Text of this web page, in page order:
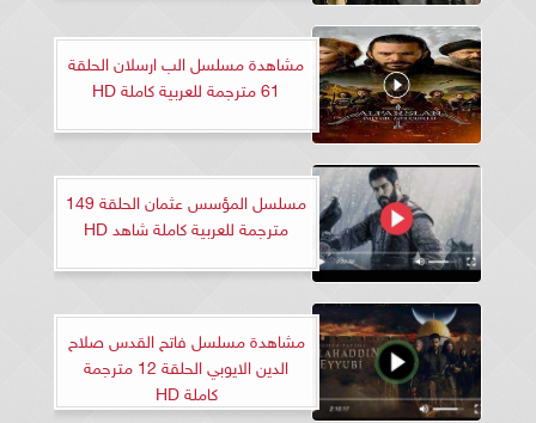
مشاهدة مسلسل الب ارسلان الحلقة
61 مترجمة للعربية كاملة HD
مسلسل المؤسس عثمان الحلقة 149
مترجمة للعربية كاملة شاهد HD
مشاهدة مسلسل فاتح القدس صلاح
الدين الايوبي الحلقة 12 مترجمة
كاملة HD